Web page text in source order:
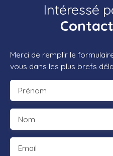
Intéressé
Merci de remplir le
vous dans les plus brefs
Prénom
Nom
Email